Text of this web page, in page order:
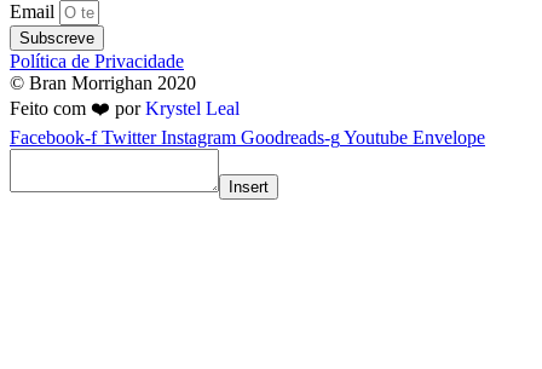
Email
Subscreve
Política de Privacidade
© Bran Morrighan 2020
Feito com ❤️ porKrystel Leal
Facebook-f Twitter Instagram Goodreads-gYoutube Envelope
Insert